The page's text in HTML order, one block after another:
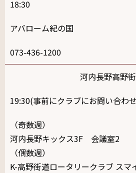
18:30
アバローム紀の国
073-436-1200
河内長野高野
19:30(事前にクラブにお問い合わせ
（奇数週）
河内長野キックス3F 会議室2
（偶数週）
K-高野街道ロータリークラブ スマ